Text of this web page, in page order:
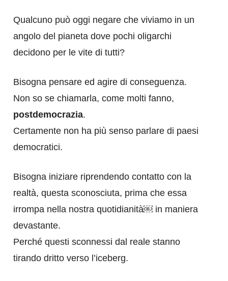
Qualcuno può oggi negare che viviamo in un
angolo del pianeta dove pochi oligarchi
decidono per le vite di tutti?
Bisogna pensare ed agire di conseguenza.
Non so se chiamarla, come molti fanno,
postdemocrazia.
Certamente non ha più senso parlare di paesi
democratici.
Bisogna iniziare riprendendo contatto con la
realtà, questa sconosciuta, prima che essa
irrompa nella nostra quotidianità￼ in maniera
devastante.
Perché questi sconnessi dal reale stanno
tirando dritto verso l’iceberg.